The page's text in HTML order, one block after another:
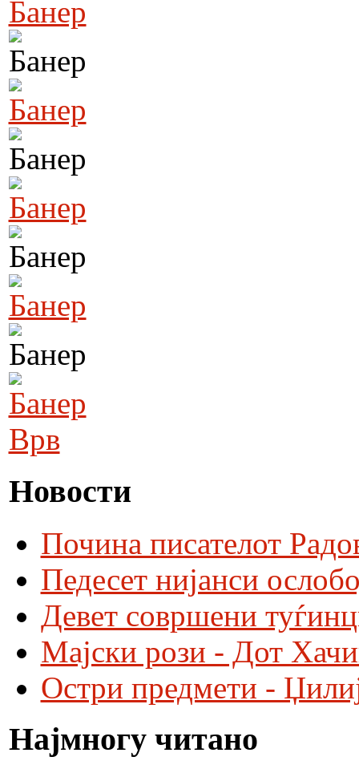
Врв
Новости
Почина писателот
Педесет нијанси
Девет совршени
Мајски рози - Дот
Остри предмети -
Најмногу читано